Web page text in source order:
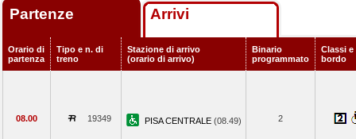
Partenze Arrivi
Orario di
partenza
Tipo e n. di
treno
Stazione di arrivo
(orario di arrivo)
Binario
programmato
Classi e
bordo
08.00 19349 PISA CENTRALE (08.49) 2